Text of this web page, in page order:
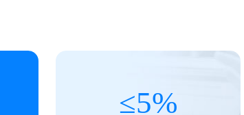
≤5%